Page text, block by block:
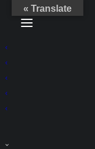
Translate »